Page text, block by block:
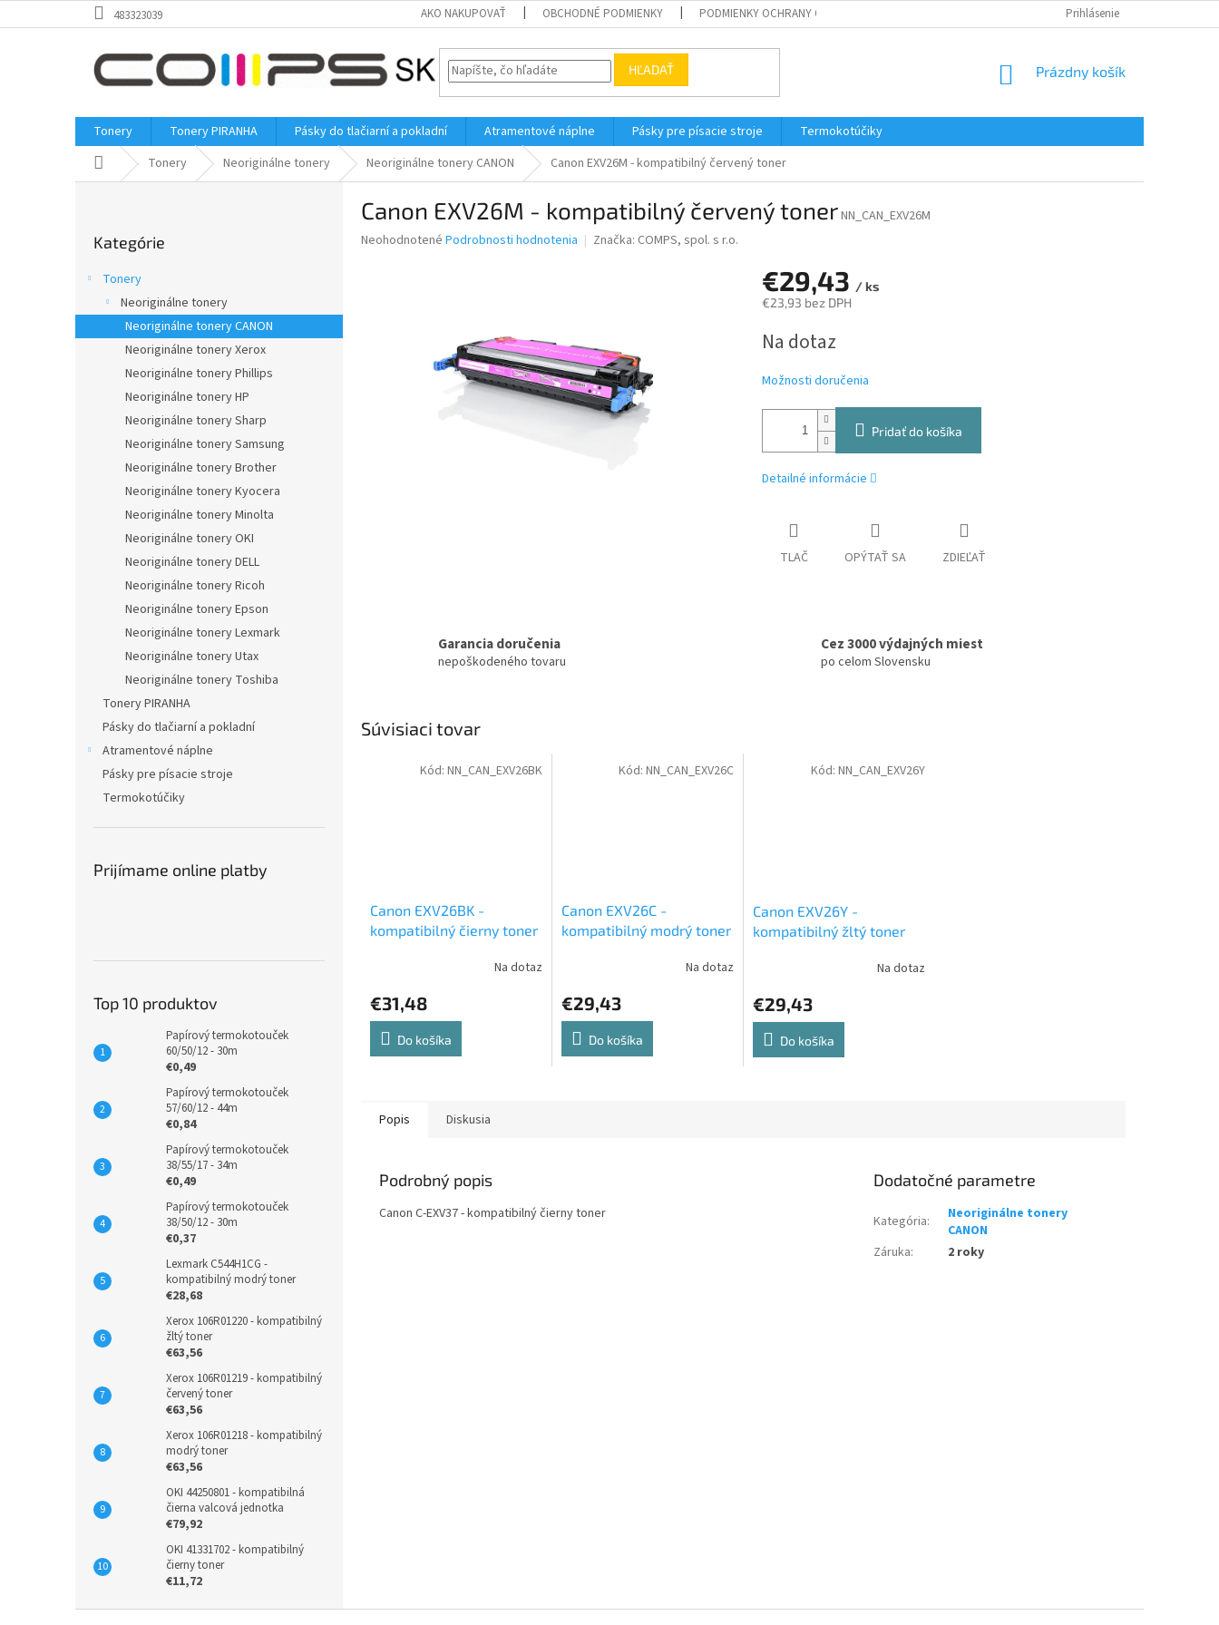
na
483323039 AKO NAKUPOVAŤ OBCHODNÉ PODMIENKY PODMIENKY OCHRANY OSOBNÝCH ÚDAJOV KONTAKTY
Prihlásenie
HĽADAŤ
NÁKUPNÝ
Prázdny košík
Tonery Tonery PIRANHA Pásky do tlačiarní a pokladní Atramentové náplne Pásky pre písacie stroje
Termokotúčiky
Domov Tonery Neoriginálne tonery Neoriginálne tonery CANON Canon EXV26M - kompatibilný červený toner
a
kategórie
Kategórie
Tonery
Neoriginálne tonery
Neoriginálne tonery CANON
Neoriginálne tonery Xerox
Neoriginálne tonery Phillips
Neoriginálne tonery HP
Neoriginálne tonery Sharp
Neoriginálne tonery Samsung
Neoriginálne tonery Brother
Neoriginálne tonery Kyocera
Neoriginálne tonery Minolta
Neoriginálne tonery OKI
Neoriginálne tonery DELL
Neoriginálne tonery Ricoh
Neoriginálne tonery Epson
Neoriginálne tonery Lexmark
Neoriginálne tonery Utax
Neoriginálne tonery Toshiba
Tonery PIRANHA
Pásky do tlačiarní a pokladní
Atramentové náplne
Pásky pre písacie stroje
Termokotúčiky
Prijímame online platby
Top 10 produktov
Papírový termokotouček
60/50/12 - 30m
€0,49
Papírový termokotouček
57/60/12 - 44m
€0,84
Papírový termokotouček
38/55/17 - 34m
€0,49
Papírový termokotouček
38/50/12 - 30m
€0,37
Lexmark C544H1CG -
kompatibilný modrý toner
€28,68
Xerox 106R01220 - kompatibilný
žltý toner
€63,56
Xerox 106R01219 - kompatibilný
červený toner
€63,56
Xerox 106R01218 - kompatibilný
modrý toner
€63,56
OKI 44250801 - kompatibilná
čierna valcová jednotka
€79,92
OKI 41331702 - kompatibilný
čierny toner
€11,72
Canon EXV26M - kompatibilný červený tonerNN_CAN_EXV26M
Priemerné
Neohodnotené Podrobnosti hodnotenia Značka: COMPS, spol. s r.o.
€29,43 / ks
€23,93 bez DPH
cena:
Na dotaz
Možnosti doručenia
Pridať do košíka
Detailné informácie
TLAČ OPÝTAŤ SA ZDIEĽAŤ
Garancia doručenia
nepoškodeného tovaru
Cez 3000 výdajných miest
po celom Slovensku
Súvisiaci tovar
Canon EXV26BK -
kompatibilný čierny toner
Na dotaz
€31,48
Do košíka
Kód: NN_CAN_EXV26BK
Canon EXV26C -
kompatibilný modrý toner
Na dotaz
€29,43
Do košíka
Kód: NN_CAN_EXV26C
Canon EXV26Y -
kompatibilný žltý toner
Na dotaz
€29,43
Do košíka
Kód:NN_CAN_EXV26Y
Popis Diskusia
Podrobný popis
Canon C-EXV37 - kompatibilný čierny toner
Dodatočné parametre
Kategória:
Neoriginálne tonery
CANON
Záruka: 2 roky